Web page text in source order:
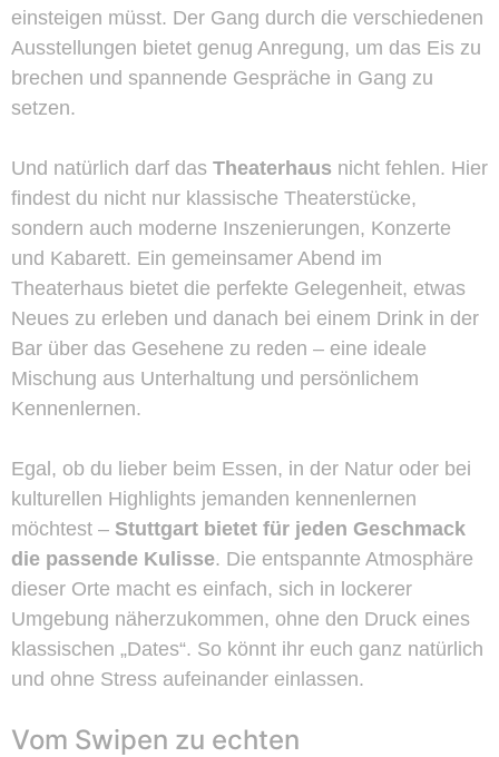
einsteigen müsst. Der Gang durch die verschiedenen
Ausstellungen bietet genug Anregung, um das Eis zu
brechen und spannende Gespräche in Gang zu
setzen.
Und natürlich darf das Theaterhaus nicht fehlen. Hier
findest du nicht nur klassische Theaterstücke,
sondern auch moderne Inszenierungen, Konzerte
und Kabarett. Ein gemeinsamer Abend im
Theaterhaus bietet die perfekte Gelegenheit, etwas
Neues zu erleben und danach bei einem Drink in der
Bar über das Gesehene zu reden – eine ideale
Mischung aus Unterhaltung und persönlichem
Kennenlernen.
Egal, ob du lieber beim Essen, in der Natur oder bei
kulturellen Highlights jemanden kennenlernen
möchtest – Stuttgart bietet für jeden Geschmack
die passende Kulisse. Die entspannte Atmosphäre
dieser Orte macht es einfach, sich in lockerer
Umgebung näherzukommen, ohne den Druck eines
klassischen „Dates“. So könnt ihr euch ganz natürlich
und ohne Stress aufeinander einlassen.
Vom Swipen zu echten